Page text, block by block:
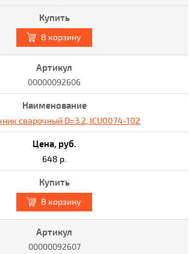
В корзину
00000092606
сварочный D=3.2, ICU0074-102
648 р.
В корзину
00000092607